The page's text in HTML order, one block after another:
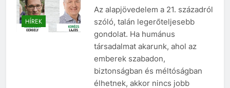
HÍREK
Az alapjövedelem a 21. századról
szóló, talán legerőteljesebb
gondolat. Ha humánus
társadalmat akarunk, ahol az
emberek szabadon,
biztonságban és méltóságban
élhetnek, akkor nincs jobb